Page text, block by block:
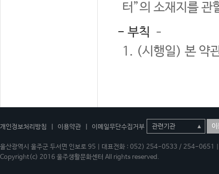
터”의 소재지를 관
- 부칙 –
1. (시행일) 본 약
개인정보처리방침 이용약관 이메일무단수집거부 이
울산광역시 울주군 두서면 인보로 95 | 대표전화 : 052) 254-0533 / 254-
Copyright(c) 2016 울주생활문화센터 All rights reserved.